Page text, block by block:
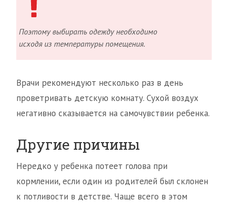
Поэтому выбирать одежду необходимо
исходя из температуры помещения.
Врачи рекомендуют несколько раз в день
проветривать детскую комнату. Сухой воздух
негативно сказывается на самочувствии ребенка.
Другие причины
Нередко у ребенка потеет голова при
кормлении, если один из родителей был склонен
к потливости в детстве. Чаще всего в этом